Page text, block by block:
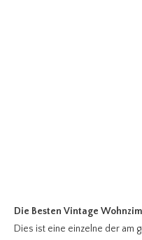
Die Besten Vintage
Dies ist eine einzelne der am